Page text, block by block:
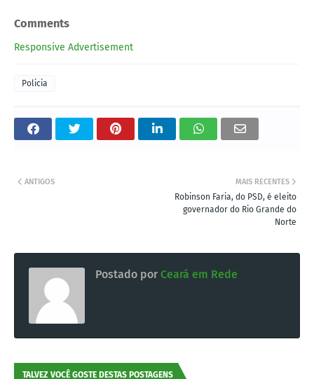
Comments
Responsive Advertisement
Policia
MAIS RECENTES
Robinson Faria, do PSD, é eleito
governador do Rio Grande do
Norte
ANTIGOS
Postado por Ceará em Rede
TALVEZ VOCÊ GOSTE DESTAS POSTAGENS